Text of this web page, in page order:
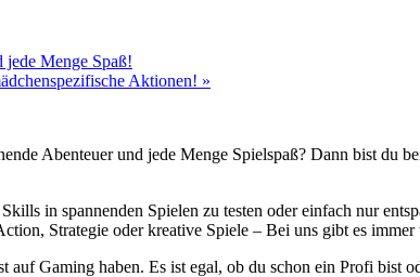
jede Menge Spaß!
Aktionen! »
Abenteuer und jede Menge Spielspaß? Dann bist du
in spannenden Spielen zu testen oder einfach nur
Strategie oder kreative Spiele – Bei uns gibt es immer
Gaming haben. Es ist egal, ob du schon ein Profi bist